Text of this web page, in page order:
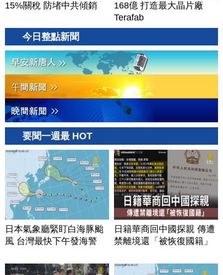
15%關稅 防堵中共傾銷
168億 打造最大晶片廠
Terafab
今日整點新聞
要聞一週最 HOT
日本氣象廳緊盯白海豚颱
風 台灣最快下午發海警
日籍華商回中國探親 傳遭
禁離境還「被恢復國籍」